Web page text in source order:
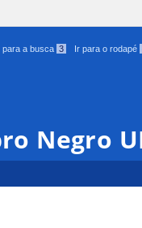
para a busca 3 Ir para o rodapé
Negro